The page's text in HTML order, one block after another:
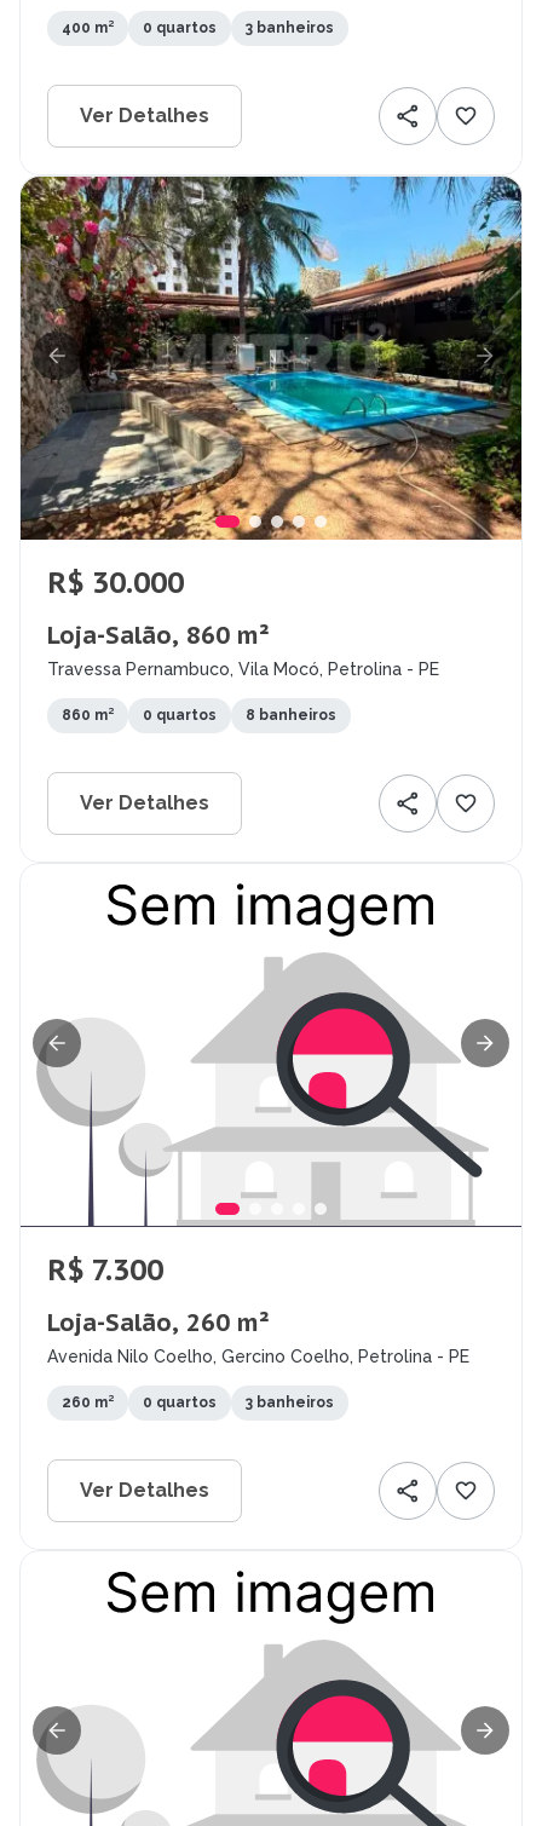
400 m² 0 quartos 3 banheiros
Ver Detalhes
R$ 30.000
Loja-Salão, 860 m²
Travessa Pernambuco, Vila Mocó, Petrolina - PE
860 m² 0 quartos 8 banheiros
Ver Detalhes
R$ 7.300
Loja-Salão, 260 m²
Avenida Nilo Coelho, Gercino Coelho, Petrolina - PE
260 m² 0 quartos 3 banheiros
Ver Detalhes